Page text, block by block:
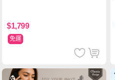
$1,799
免運